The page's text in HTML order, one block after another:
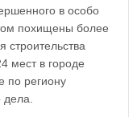
в особо
похищены более
мест в городе
по региону